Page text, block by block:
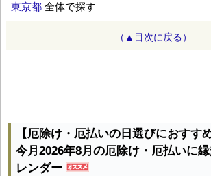
東京都 全体で探す
（▲目次に戻る）
【厄除け・厄払いの日選びにおすすめ
今月2026年8月の厄除け・厄払いに
レンダー